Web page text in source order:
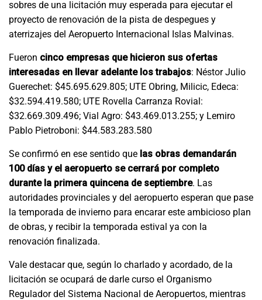
sobres de una licitación muy esperada para ejecutar el
proyecto de renovación de la pista de despegues y
aterrizajes del Aeropuerto Internacional Islas Malvinas.
Fueron cinco empresas que hicieron sus ofertas
interesadas en llevar adelante los trabajos: Néstor Julio
Guerechet: $45.695.629.805; UTE Obring, Milicic, Edeca:
$32.594.419.580; UTE Rovella Carranza Rovial:
$32.669.309.496; Vial Agro: $43.469.013.255; y Lemiro
Pablo Pietroboni: $44.583.283.580
Se confirmó en ese sentido que las obras demandarán
100 días y el aeropuerto se cerrará por completo
durante la primera quincena de septiembre. Las
autoridades provinciales y del aeropuerto esperan que pase
la temporada de invierno para encarar este ambicioso plan
de obras, y recibir la temporada estival ya con la
renovación finalizada.
Vale destacar que, según lo charlado y acordado, de la
licitación se ocupará de darle curso el Organismo
Regulador del Sistema Nacional de Aeropuertos, mientras